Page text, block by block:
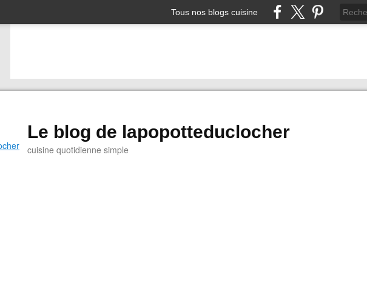
Tous nos blogs cuisine
Le blog de lapopotteduclocher
cuisine quotidienne simple